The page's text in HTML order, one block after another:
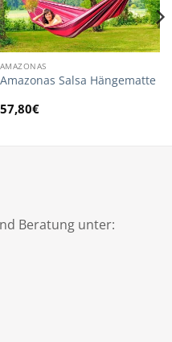
AMAZONAS
Amazonas Salsa Hängematte
57,80€
Beratung unter: